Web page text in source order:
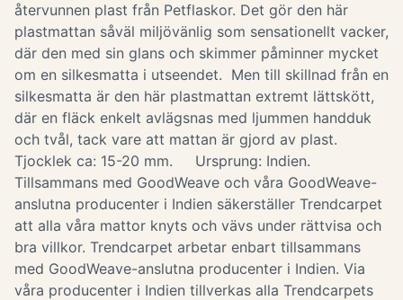
återvunnen plast från Petflaskor. Det gör den här
plastmattan såväl miljövänlig som sensationellt vacker,
där den med sin glans och skimmer påminner mycket
om en silkesmatta i utseendet. Men till skillnad från en
silkesmatta är den här plastmattan extremt lättskött,
där en fläck enkelt avlägsnas med ljummen handduk
och tvål, tack vare att mattan är gjord av plast.
Tjocklek ca: 15-20 mm. Ursprung: Indien.
Tillsammans med GoodWeave och våra GoodWeave-
anslutna producenter i Indien säkerställer Trendcarpet
att alla våra mattor knyts och vävs under rättvisa och
bra villkor. Trendcarpet arbetar enbart tillsammans
med GoodWeave-anslutna producenter i Indien. Via
våra producenter i Indien tillverkas alla Trendcarpets